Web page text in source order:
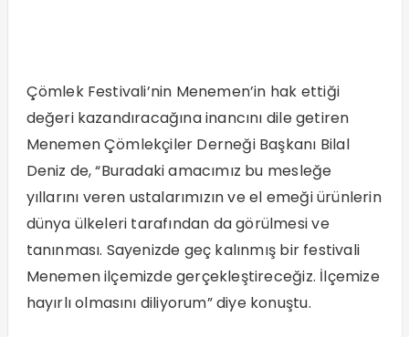
Çömlek Festivali’nin Menemen’in hak ettiği
değeri kazandıracağına inancını dile getiren
Menemen Çömlekçiler Derneği Başkanı Bilal
Deniz de, “Buradaki amacımız bu mesleğe
yıllarını veren ustalarımızın ve el emeği ürünlerin
dünya ülkeleri tarafından da görülmesi ve
tanınması. Sayenizde geç kalınmış bir festivali
Menemen ilçemizde gerçekleştireceğiz. İlçemize
hayırlı olmasını diliyorum” diye konuştu.